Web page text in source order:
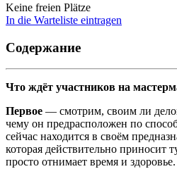
Keine freien Plätze
In die Warteliste eintragen
Содержание
Что ждёт участников на
Первое — смотрим, своим ли
чему он предрасположен по
сейчас находится в своём
которая действительно приносит
просто отнимает время и здоровье.